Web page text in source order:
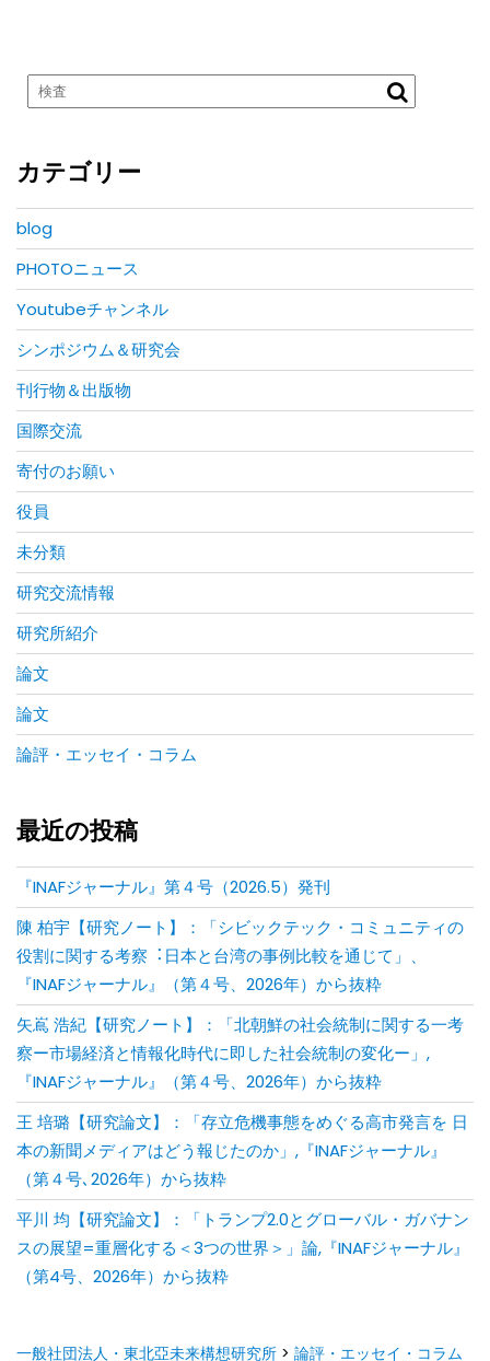
カテゴリー
blog
PHOTOニュース
Youtubeチャンネル
シンポジウム＆研究会
刊行物＆出版物
国際交流
寄付のお願い
役員
未分類
研究交流情報
研究所紹介
論文
論文
論評・エッセイ・コラム
最近の投稿
『INAFジャーナル』第４号（2026.5）発刊
陳 柏宇【研究ノート】：「シビックテック・コミュニティの
役割に関する考察︓⽇本と台湾の事例⽐較を通じて」、
『INAFジャーナル』（第４号、2026年）から抜粋
矢嶌 浩紀【研究ノート】：「北朝鮮の社会統制に関する一考
察ー市場経済と情報化時代に即した社会統制の変化ー」,
『INAFジャーナル』（第４号、2026年）から抜粋
王 培璐【研究論文】：「存⽴危機事態をめぐる⾼市発⾔を ⽇
本の新聞メディアはどう報じたのか」,『INAFジャーナル』
（第４号､2026年）から抜粋
平川 均【研究論文】：「トランプ2.0とグローバル・ガバナン
スの展望=重層化する＜3つの世界＞」論,『INAFジャーナル』
（第4号、2026年）から抜粋
一般社団法人・東北亞未来構想研究所 > 論評・エッセイ・コラム